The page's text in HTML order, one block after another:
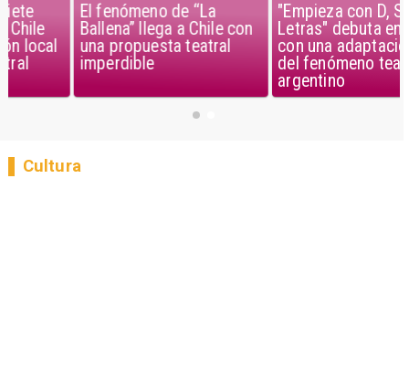
El fenómeno de “La
Ballena” llega a Chile con
una propuesta teatral
imperdible
"Empieza con D, Siete
Letras" debuta en Chile
con una adaptación local
del fenómeno teatral
argentino
Cultura